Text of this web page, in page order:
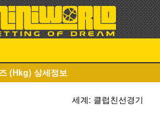
(Hkg) 상세정보
세계: 클럽친선경기